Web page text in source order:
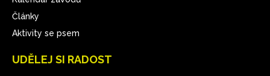
Články
Aktivity se psem
UDĚLEJ SI RADOST